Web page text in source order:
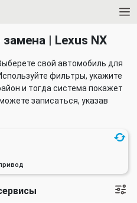
| Lexus NX
свой автомобиль для
фильтры, укажите
и тогда система покажет
записаться, указав